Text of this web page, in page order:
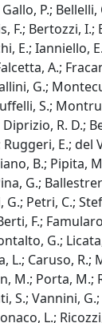
P.;
F.; Bertozzi,
E.; Ianniello,
A.;
G.;
S.;
R. D.;
E.;
B.; Pipita,
G.;
Petri, C.;
F.;
G.;
Caruso,
M.; Porta,
Vannini,
L.;